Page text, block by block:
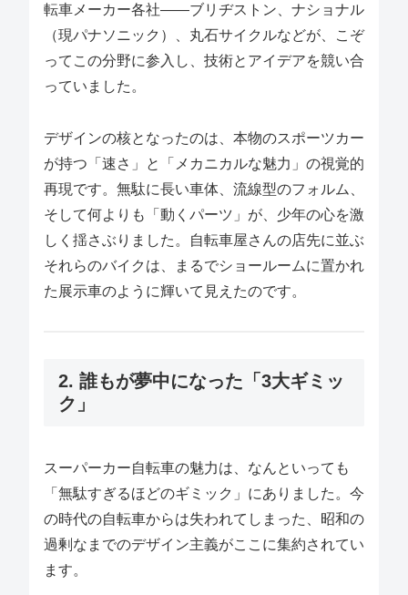
転車メーカー各社――ブリヂストン、ナショナル
（現パナソニック）、丸石サイクルなどが、こぞ
ってこの分野に参入し、技術とアイデアを競い合
っていました。
デザインの核となったのは、本物のスポーツカー
が持つ「速さ」と「メカニカルな魅力」の視覚的
再現です。無駄に長い車体、流線型のフォルム、
そして何よりも「動くパーツ」が、少年の心を激
しく揺さぶりました。自転車屋さんの店先に並ぶ
それらのバイクは、まるでショールームに置かれ
た展示車のように輝いて見えたのです。
2. 誰もが夢中になった「3大ギミッ
ク」
スーパーカー自転車の魅力は、なんといっても
「無駄すぎるほどのギミック」にありました。今
の時代の自転車からは失われてしまった、昭和の
過剰なまでのデザイン主義がここに集約されてい
ます。